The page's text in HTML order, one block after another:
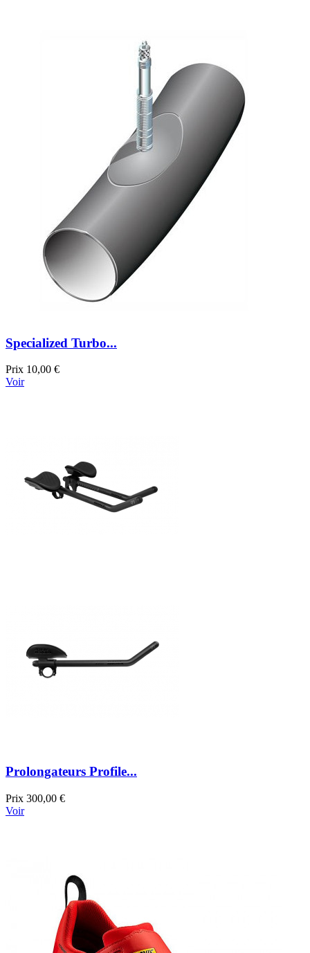
Specialized Turbo...
Prix 10,00 €
Voir
Prolongateurs Profile...
Prix 300,00 €
Voir